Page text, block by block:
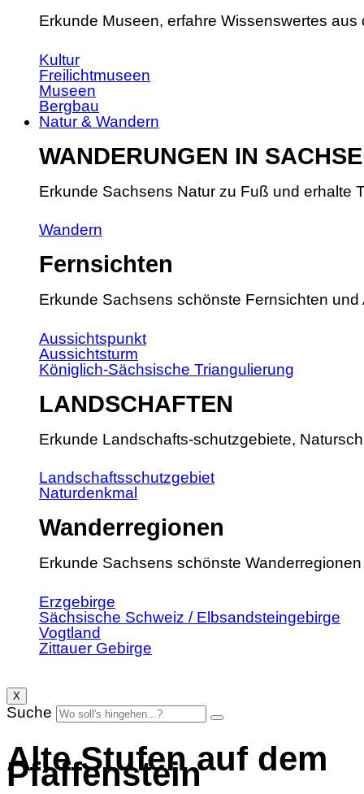
Erkunde Museen, erfahre Wissenswertes
Kultur
Freilichtmuseen
Museen
Bergbau
Natur & Wandern
WANDERUNGEN IN
Erkunde Sachsens Natur zu Fuß und erhalte
Wandern
Fernsichten
Erkunde Sachsens schönste Fernsichten und
Aussichtspunkt
Aussichtsturm
Königlich-Sächsische Triangulierung
LANDSCHAFTEN
Erkunde Landschafts-schutzgebiete,
Landschaftsschutzgebiet
Naturdenkmal
Wanderregionen
Erkunde Sachsens schönste Wanderregionen
Erzgebirge
Sächsische Schweiz / Elbsandsteingebirge
Vogtland
Zittauer Gebirge
X
Suche
Alte Stufen auf dem
Pfaffenstein